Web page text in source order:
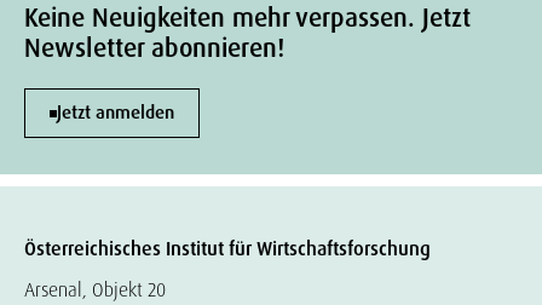
Keine Neuigkeiten mehr verpassen. Jetzt
Newsletter abonnieren!
Jetzt anmelden
Österreichisches Institut für Wirtschaftsforschung
Arsenal, Objekt 20